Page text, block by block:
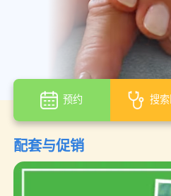
预约 搜
配套与促销